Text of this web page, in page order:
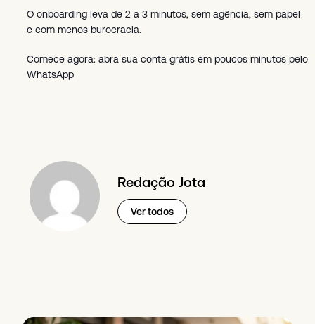
O onboarding leva de 2 a 3 minutos, sem agência, sem papel
e com menos burocracia.
Comece agora: abra sua conta grátis em poucos minutos pelo
WhatsApp
Redação Jota
Ver todos